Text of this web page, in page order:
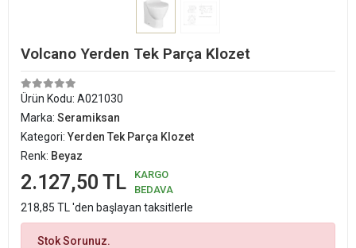
Volcano Yerden Tek Parça Klozet
Ürün Kodu: A021030
Marka: Seramiksan
Kategori:Yerden Tek Parça Klozet
Renk: Beyaz
2.127,50 TL
KARGO
BEDAVA
218,85 TL 'den başlayan taksitlerle
Stok Sorunuz.